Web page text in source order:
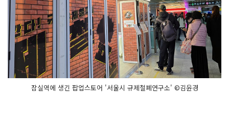
잠실역에 생긴 팝업스토어 '서울시 규제철폐연구소' ©김윤경